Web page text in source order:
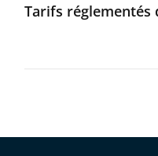
Tarifs réglementés